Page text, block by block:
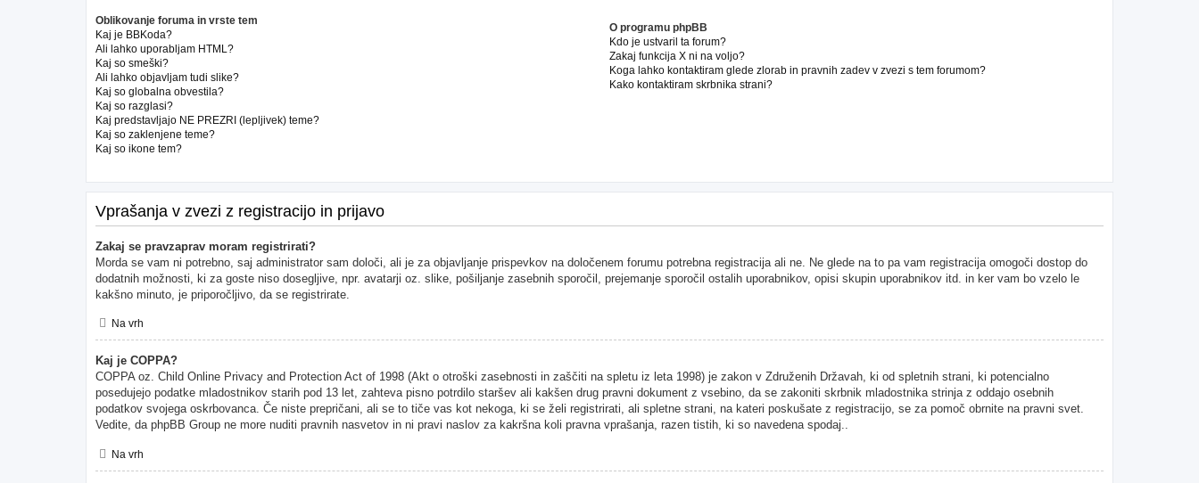
Oblikovanje foruma in vrste tem
Kaj je BBKoda?
Ali lahko uporabljam HTML?
Kaj so smeški?
Ali lahko objavljam tudi slike?
Kaj so globalna obvestila?
Kaj so razglasi?
Kaj predstavljajo NE PREZRI (lepljivek) teme?
Kaj so zaklenjene teme?
Kaj so ikone tem?
O programu phpBB
Kdo je ustvaril ta forum?
Zakaj funkcija X ni na voljo?
Koga lahko kontaktiram glede zlorab in pravnih zadev v zvezi s tem forumom?
Kako kontaktiram skrbnika strani?
Vprašanja v zvezi z registracijo in prijavo
Zakaj se pravzaprav moram registrirati?
Morda se vam ni potrebno, saj administrator sam določi, ali je za objavljanje prispevkov na določenem forumu potrebna registracija ali ne. Ne glede na to pa vam registracija omogoči dostop do
dodatnih možnosti, ki za goste niso dosegljive, npr. avatarji oz. slike, pošiljanje zasebnih sporočil, prejemanje sporočil ostalih uporabnikov, opisi skupin uporabnikov itd. in ker vam bo vzelo le
kakšno minuto, je priporočljivo, da se registrirate.
Na vrh
Kaj je COPPA?
COPPA oz. Child Online Privacy and Protection Act of 1998 (Akt o otroški zasebnosti in zaščiti na spletu iz leta 1998) je zakon v Združenih Državah, ki od spletnih strani, ki potencialno
posedujejo podatke mladostnikov starih pod 13 let, zahteva pisno potrdilo staršev ali kakšen drug pravni dokument z vsebino, da se zakoniti skrbnik mladostnika strinja z oddajo osebnih
podatkov svojega oskrbovanca. Če niste prepričani, ali se to tiče vas kot nekoga, ki se želi registrirati, ali spletne strani, na kateri poskušate z registracijo, se za pomoč obrnite na pravni svet.
Vedite, da phpBB Group ne more nuditi pravnih nasvetov in ni pravi naslov za kakršna koli pravna vprašanja, razen tistih, ki so navedena spodaj..
Na vrh